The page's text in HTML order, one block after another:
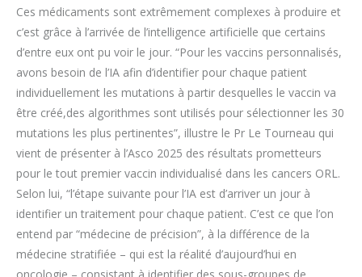
Ces médicaments sont extrêmement complexes à produire et
c’est grâce à l’arrivée de l’intelligence artificielle que certains
d’entre eux ont pu voir le jour. “Pour les vaccins personnalisés,
avons besoin de l’IA afin d’identifier pour chaque patient
individuellement les mutations à partir desquelles le vaccin va
être créé,des algorithmes sont utilisés pour sélectionner les 30
mutations les plus pertinentes”, illustre le Pr Le Tourneau qui
vient de présenter à l’Asco 2025 des résultats prometteurs
pour le tout premier vaccin individualisé dans les cancers ORL.
Selon lui, “l’étape suivante pour l’IA est d’arriver un jour à
identifier un traitement pour chaque patient. C’est ce que l’on
entend par “médecine de précision”, à la différence de la
médecine stratifiée – qui est la réalité d’aujourd’hui en